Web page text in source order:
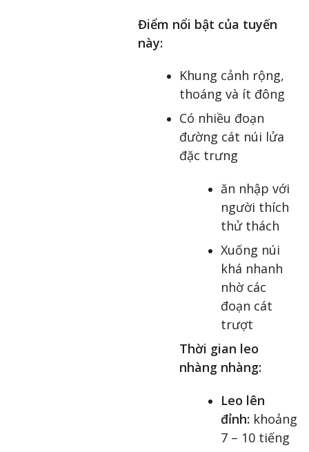
Điểm nổi bật của tuyến
này:
Khung cảnh rộng,
thoáng và ít đông
Có nhiều đoạn
đường cát núi lửa
đặc trưng
ăn nhập với
người thích
thử thách
Xuống núi
khá nhanh
nhờ các
đoạn cát
trượt
Thời gian leo
nhàng nhàng:
Leo lên
đỉnh: khoảng
7 – 10 tiếng